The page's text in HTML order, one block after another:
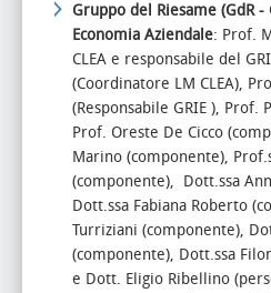
Gruppo del Riesame (GdR
Economia Aziendale: Prof.
CLEA e responsabile del
(Coordinatore LM CLEA),
(Responsabile GRIE ), Prof.
Prof. Oreste De Cicco
Marino (componente),
(componente), Dott.ssa
Dott.ssa Fabiana Roberto
Turriziani (componente),
(componente), Dott.ssa
e Dott. Eligio Ribellino